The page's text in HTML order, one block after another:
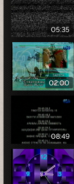
05:35
02:00
08:49